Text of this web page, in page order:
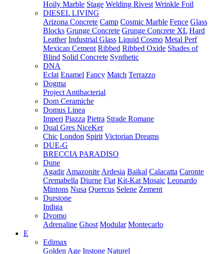
Hoily Marble Stage Welding Rivest Wrinkle Foil
DIESEL LIVING
Arizona Concrete Camp Cosmic Marble Fence Glass
Blocks Grunge Concrete Grunge Concrete XL Hard
Leather Industrial Glass Liquid Cosmo Metal Perf
Mexican Cement Ribbed Ribbed Oxide Shades of
Blind Solid Concrete Synthetic
DNA
Eclat Enamel Fancy Match Terrazzo
Dogma
Project Antibacterial
Dom Ceramiche
Domus Linea
Imperi Piazza Pietra Strade Romane
Dual Gres NiceKer
Chic London Spirit Victorian Dreams
DUE-G
BRECCIA PARADISO
Dune
Agadir Amazonite Ardesia Baikal Calacatta Caronte
Cremabella Diurne Flat Kit-Kat Mosaic Leonardo
Mintons Nusa Quercus Selene Zement
Durstone
Indiga
Dvomo
Adrenaline Ghost Modular Montecarlo
E
Edimax
Golden Age Instone Naturel